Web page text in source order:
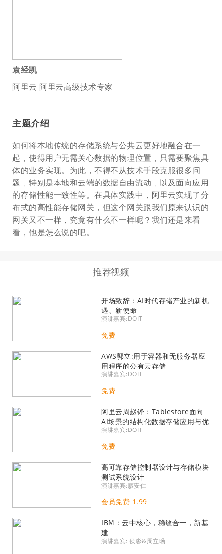
袁经凯
阿里云 阿里云高级技术专家
主题介绍
如何将本地传统的存储系统与公共云更好地融合在一
起，使得用户无需关心数据的物理位置，只需要聚焦具
体的业务实现。为此，不得不从技术手段克服很多问
题，特别是本地和云端的数据自由流动，以及面向应用
的存储性能一致性等。在具体实践中，阿里云实现了分
布式的高性能存储网关，但这个网关跟我们原来认识的
网关又不一样，究竟有什么不一样呢？我们还是来看
看，他是怎么说的吧。
推荐视频
开场致辞：AI时代存储产业的新机
遇、新使命
演讲嘉宾:DOIT
免费
AWS郭立:用于容器和无服务器应
用程序的公有云存储
演讲嘉宾:DOIT
免费
阿里云周赵锋：Tablestore面向
AI场景的结构化数据存储应用与优
化
演讲嘉宾:DOIT
免费
高可靠存储控制器设计与存储模块
测试系统设计
演讲嘉宾:廖安仁
会员免费 1.99
IBM：云中核心，稳敏合一，新基
建
演讲嘉宾: 侯淼&周立旸